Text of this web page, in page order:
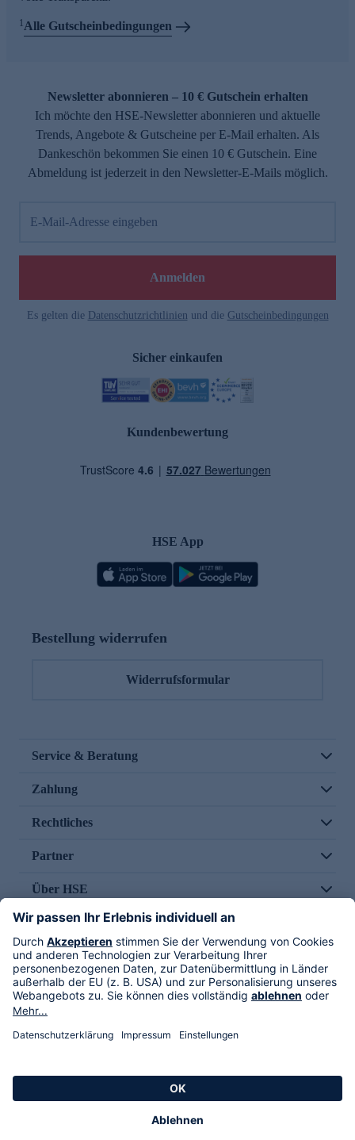
1Alle Gutscheinbedingungen
Newsletter abonnieren – 10 € Gutschein erhalten
Ich möchte den HSE-Newsletter abonnieren und aktuelle
Trends, Angebote & Gutscheine per E-Mail erhalten. Als
Dankeschön bekommen Sie einen 10 € Gutschein. Eine
Abmeldung ist jederzeit in den Newsletter-E-Mails möglich.
E-Mail-Adresse eingeben
Anmelden
Es gelten die Datenschutzrichtlinien und die Gutscheinbedingungen
Sicher einkaufen
Kundenbewertung
HSE App
Bestellung widerrufen
Widerrufsformular
Service & Beratung
Zahlung
Rechtliches
Partner
Über HSE
Im TV
HSE International